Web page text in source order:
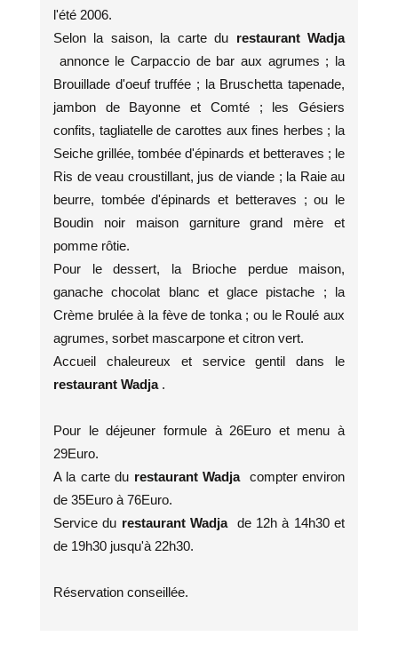
l'été 2006.
Selon la saison, la carte du restaurant Wadja
annonce le Carpaccio de bar aux agrumes ; la
Brouillade d'oeuf truffée ; la Bruschetta tapenade,
jambon de Bayonne et Comté ; les Gésiers
confits, tagliatelle de carottes aux fines herbes ; la
Seiche grillée, tombée d'épinards et betteraves ; le
Ris de veau croustillant, jus de viande ; la Raie au
beurre, tombée d'épinards et betteraves ; ou le
Boudin noir maison garniture grand mère et
pomme rôtie.
Pour le dessert, la Brioche perdue maison,
ganache chocolat blanc et glace pistache ; la
Crème brulée à la fève de tonka ; ou le Roulé aux
agrumes, sorbet mascarpone et citron vert.
Accueil chaleureux et service gentil dans le
restaurant Wadja .
Pour le déjeuner formule à 26Euro et menu à
29Euro.
A la carte du restaurant Wadja compter environ
de 35Euro à 76Euro.
Service du restaurant Wadja de 12h à 14h30 et
de 19h30 jusqu'à 22h30.
Réservation conseillée.